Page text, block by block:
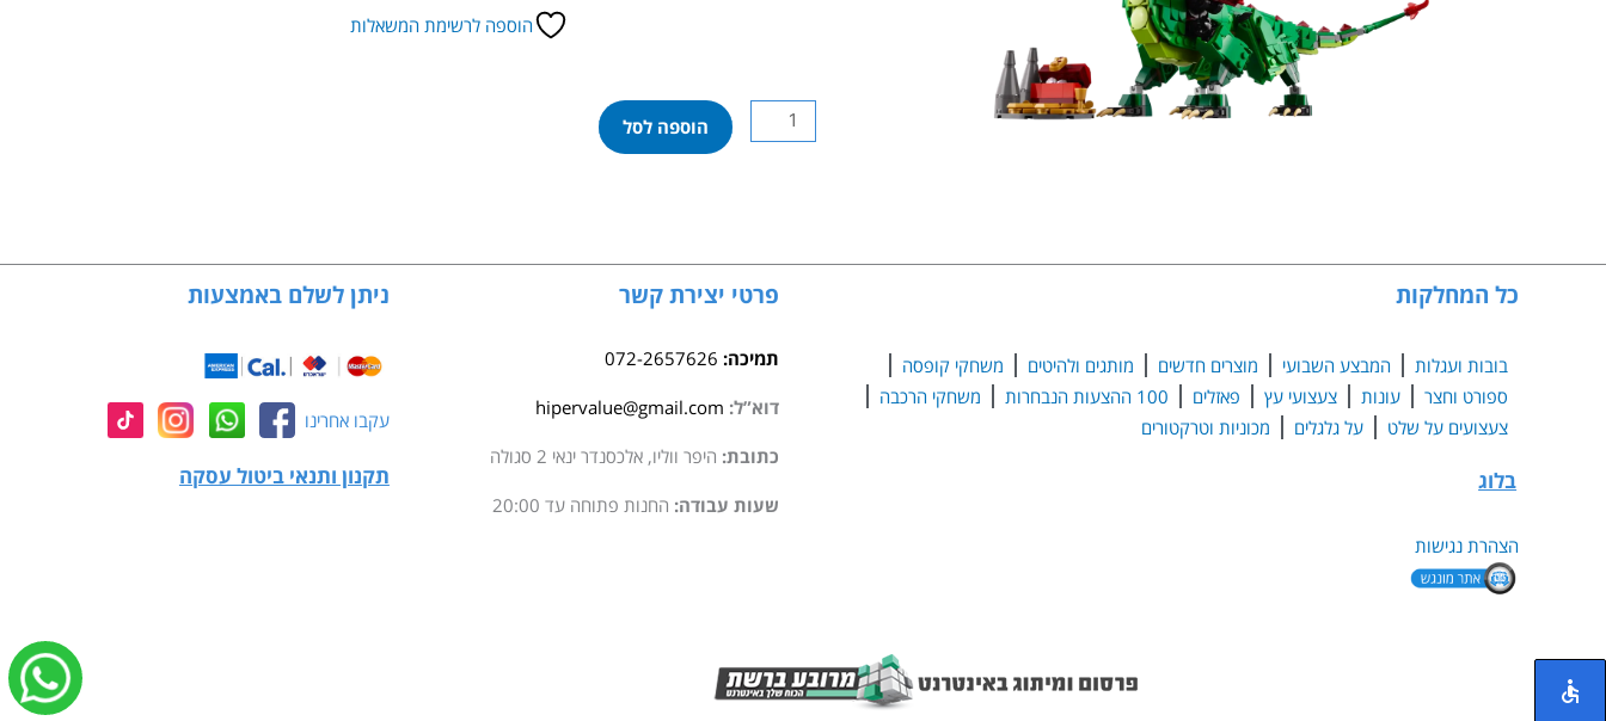
הוספה לרשימת המשאלות
כמות
של
הוספה לסל
כל המחלקות
בובות ועגלות המבצע השבועי מוצרים חדשים מותגים ולהיטים
משחקי קופסה
ספורט וחצר
עונות צעצועי עץ פאזלים 100 ההצעות הנבחרות
משחקי הרכבה
צעצועים על שלט
על גלגלים מכוניות וטרקטורים
בלוג
הצהרת נגישות
פרטי יצירת קשר
תמיכה: 072-2657626
דוא”ל: hipervalue@gmail.com
כתובת: היפר ווליו, אלכסנדר ינאי 2 סגולה
שעות עבודה: החנות פתוחה עד 20:00
ניתן לשלם באמצעות
עקבו אחרינו
תקנון ותנאי ביטול עסקה